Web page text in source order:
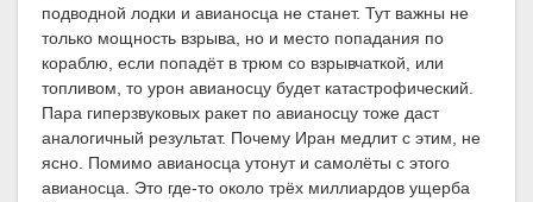
подводной лодки и авианосца не станет. Тут важны не
только мощность взрыва, но и место попадания по
кораблю, если попадёт в трюм со взрывчаткой, или
топливом, то урон авианосцу будет катастрофический.
Пара гиперзвуковых ракет по авианосцу тоже даст
аналогичный результат. Почему Иран медлит с этим, не
ясно. Помимо авианосца утонут и самолёты с этого
авианосца. Это где-то около трёх миллиардов ущерба